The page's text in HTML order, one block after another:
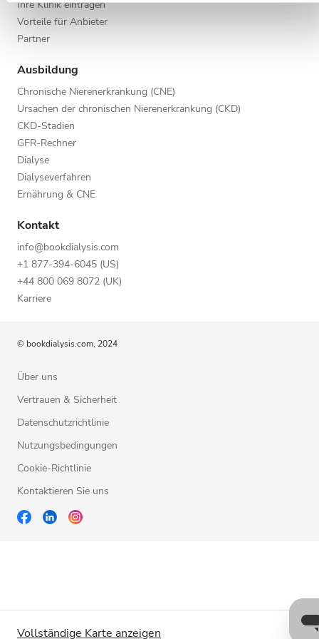
Vollständige Karte anzeigen
Ihre Klinik eintragen
Vorteile für Anbieter
Partner
Ausbildung
Chronische Nierenerkrankung (CNE)
Ursachen der chronischen Nierenerkrankung (CKD)
CKD-Stadien
GFR-Rechner
Dialyse
Dialyseverfahren
Ernährung & CNE
Kontakt
info@bookdialysis.com
+1 877-394-6045 (US)
+44 800 069 8072 (UK)
Karriere
© bookdialysis.com, 2024
Über uns
Vertrauen & Sicherheit
Datenschutzrichtlinie
Nutzungsbedingungen
Cookie-Richtlinie
Kontaktieren Sie uns